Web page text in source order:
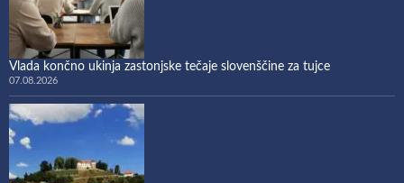
Vlada končno ukinja zastonjske tečaje slovenščine za tujce
07.08.2026